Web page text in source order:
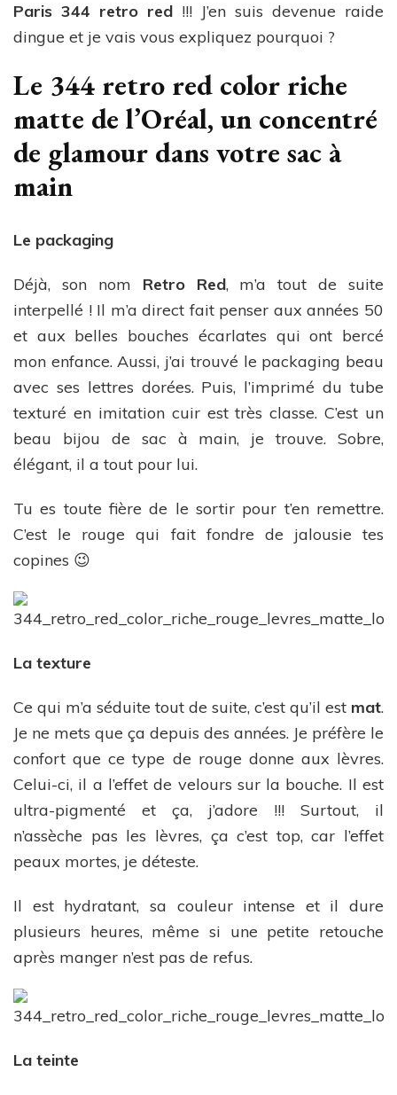
Paris 344 retro red !!! J’en suis devenue raide
dingue et je vais vous expliquez pourquoi ?
Le 344 retro red color riche
matte de l’Oréal, un concentré
de glamour dans votre sac à
main
Le packaging
Déjà, son nom Retro Red, m’a tout de suite
interpellé ! Il m’a direct fait penser aux années 50
et aux belles bouches écarlates qui ont bercé
mon enfance. Aussi, j’ai trouvé le packaging beau
avec ses lettres dorées. Puis, l’imprimé du tube
texturé en imitation cuir est très classe. C’est un
beau bijou de sac à main, je trouve. Sobre,
élégant, il a tout pour lui.
Tu es toute fière de le sortir pour t’en remettre.
C’est le rouge qui fait fondre de jalousie tes
copines 😉
La texture
Ce qui m’a séduite tout de suite, c’est qu’il est mat.
Je ne mets que ça depuis des années. Je préfère le
confort que ce type de rouge donne aux lèvres.
Celui-ci, il a l’effet de velours sur la bouche. Il est
ultra-pigmenté et ça, j’adore !!! Surtout, il
n’assèche pas les lèvres, ça c’est top, car l’effet
peaux mortes, je déteste.
Il est hydratant, sa couleur intense et il dure
plusieurs heures, même si une petite retouche
après manger n’est pas de refus.
La teinte